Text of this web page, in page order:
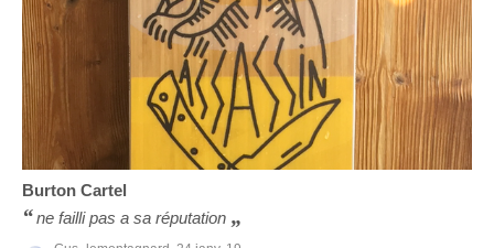
Burton Cartel
ne failli pas a sa réputation